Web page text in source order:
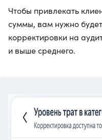
Чтобы привлекать
суммы, вам нужно
корректировки на
и выше среднего.